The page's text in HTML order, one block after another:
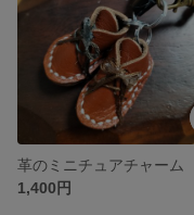
革のミニチュアチャーム
1,400円